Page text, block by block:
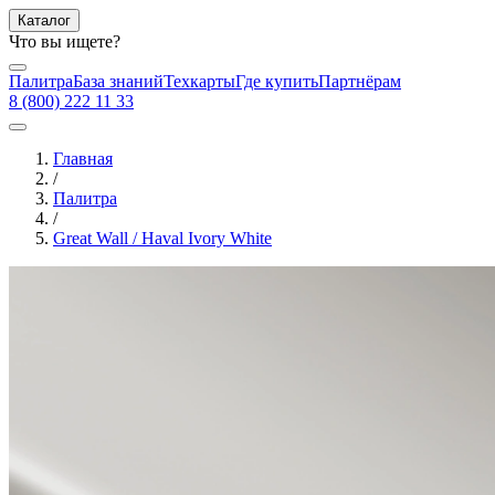
Каталог
Что вы ищете?
ПалитраБаза знанийТехкартыГде купитьПартнёрам
8 (800) 222 11 33
Главная
/
Палитра
/
Great Wall / Haval Ivory White